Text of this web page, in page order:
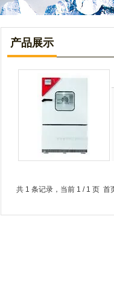
产品展示
共 1 条记录，当前 1 / 1 页